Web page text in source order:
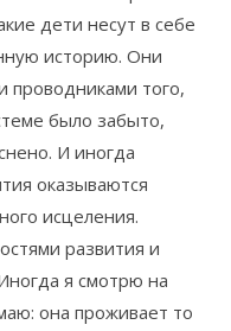
дети несут в себе
историю. Они
проводниками того,
было забыто,
И иногда
оказываются
исцеления.
развития и
я смотрю на
она проживает то